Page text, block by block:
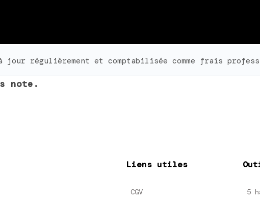
jour régulièrement et comptabilisée comme frais
note.
Liens utiles
CGV 5